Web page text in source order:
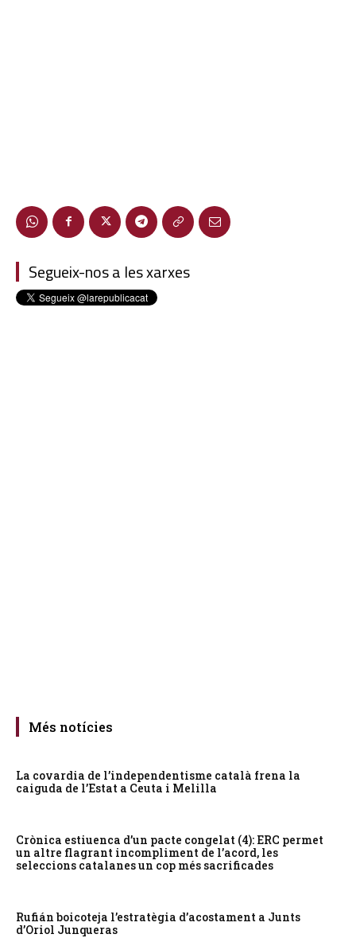
Segueix-nos a les xarxes
Més notícies
La covardia de l’independentisme català frena la
caiguda de l’Estat a Ceuta i Melilla
Crònica estiuenca d’un pacte congelat (4): ERC permet
un altre flagrant incompliment de l’acord, les
seleccions catalanes un cop més sacrificades
Rufián boicoteja l’estratègia d’acostament a Junts
d’Oriol Junqueras